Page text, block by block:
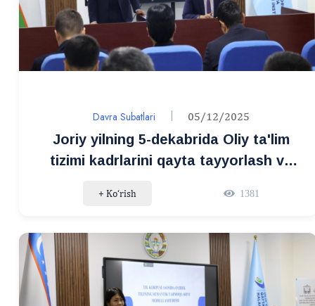
Davra Subatlari 05/12/2025
Joriy yilning 5-dekabrida Oliy ta'lim
tizimi kadrlarini qayta tayyorlash va
suhbati bo‘lib o‘tdi
+ Ko‘rish 1381